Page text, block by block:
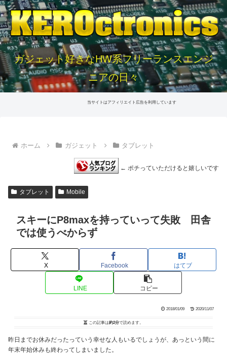
ガジェット好きなHW系フリーランスエンジ
ニアの日々
当サイトはアフィリエイト広告を利用しています
ホーム ガジェット タブレット
← ポチっていただけると嬉しいです
タブレット Mobile
スキーにP8maxを持っていって失敗 田舎
では使うべからず
X Facebook はてブ
LINE コピー
2018/01/09 2020/11/07
この記事は約2分で読めます。
昨日までお休みだったっていう幸せな人もいるでしょうが、あっという間に
年末年始休みも終わってしまいました。